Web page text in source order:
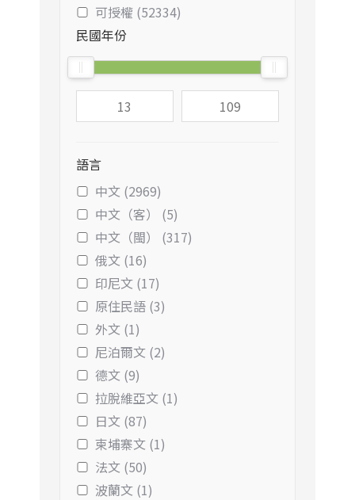
可授權 (52334)
民國年份
語言
中文 (2969)
中文（客） (5)
中文（閩） (317)
俄文 (16)
印尼文 (17)
原住民語 (3)
外文 (1)
尼泊爾文 (2)
德文 (9)
拉脫維亞文 (1)
日文 (87)
柬埔寨文 (1)
法文 (50)
波蘭文 (1)